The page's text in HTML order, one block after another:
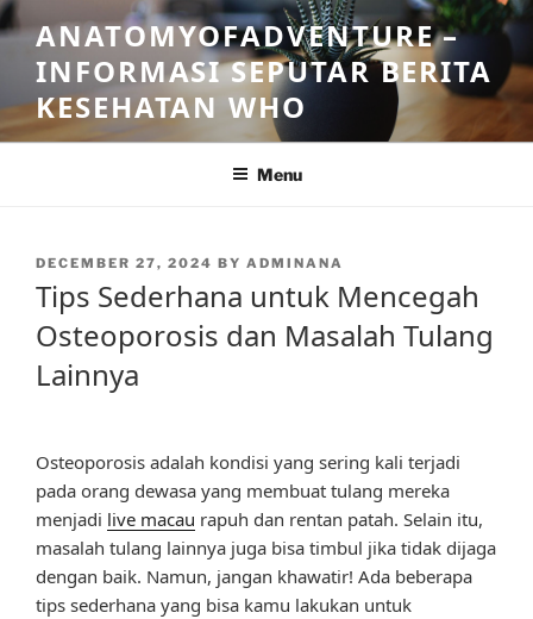
Skip
to
content
ANATOMYOFADVENTURE –
INFORMASI SEPUTAR BERITA
KESEHATAN WHO
Menu
POSTED
ON
DECEMBER 27, 2024 BY ADMINANA
Tips Sederhana untuk Mencegah
Osteoporosis dan Masalah Tulang
Lainnya
Osteoporosis adalah kondisi yang sering kali terjadi
pada orang dewasa yang membuat tulang mereka
menjadi live macau rapuh dan rentan patah. Selain itu,
masalah tulang lainnya juga bisa timbul jika tidak dijaga
dengan baik. Namun, jangan khawatir! Ada beberapa
tips sederhana yang bisa kamu lakukan untuk